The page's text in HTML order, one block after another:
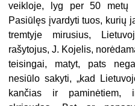
veikloje, lyg per 50 metų
Pasiūlęs įvardyti tuos, kurių
tremtyje mirusius,
rašytojus, J. Kojelis,
teisingai, matyt, pats
nesiūlo sakyti, „kad
kančias ir paminėtiem,